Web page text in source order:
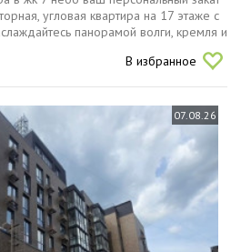
угловая квартира на 17 этаже с
панорамой волги, кремля и
из окон. ваши закаты будут...
В избранное
07.08.26